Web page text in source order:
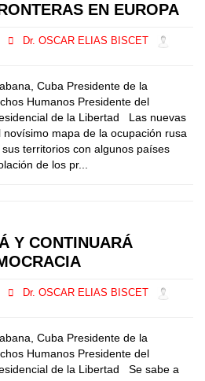
EN EUROPA
Dr. OSCAR ELIAS BISCET
Cuba Presidente de la
Humanos Presidente del
de la Libertad Las nuevas
mapa de la ocupación rusa
territorios con algunos países
de los pr...
Y CONTINUARÁ
Dr. OSCAR ELIAS BISCET
Cuba Presidente de la
Humanos Presidente del
de la Libertad Se sabe a